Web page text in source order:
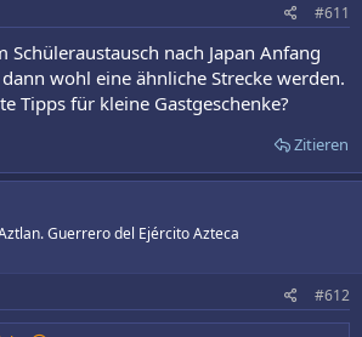
#611
Schüleraustausch nach Japan Anfang
wohl eine ähnliche Strecke werden.
Tipps für kleine Gastgeschenke?
Zitieren
Guerrero del Ejército Azteca
#612